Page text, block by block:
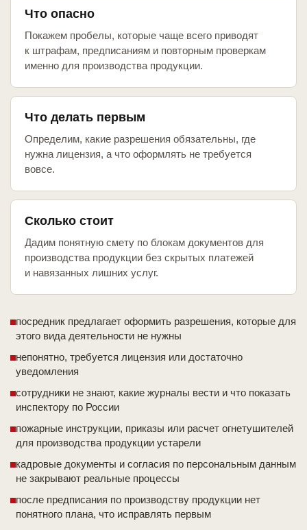
Что опасно
Покажем пробелы, которые чаще всего приводят
к штрафам, предписаниям и повторным проверкам
именно для производства продукции.
Что делать первым
Определим, какие разрешения обязательны, где
нужна лицензия, а что оформлять не требуется
вовсе.
Сколько стоит
Дадим понятную смету по блокам документов для
производства продукции без скрытых платежей
и навязанных лишних услуг.
посредник предлагает оформить разрешения, которые для
этого вида деятельности не нужны
непонятно, требуется лицензия или достаточно
уведомления
сотрудники не знают, какие журналы вести и что показать
инспектору по России
пожарные инструкции, приказы или расчет огнетушителей
для производства продукции устарели
кадровые документы и согласия по персональным данным
не закрывают реальные процессы
после предписания по производству продукции нет
понятного плана, что исправлять первым